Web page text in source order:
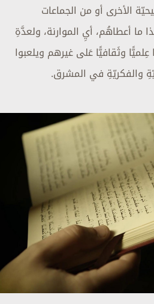
الأخرى أو من الجماعات
أعطاهُم، أيِ الموارنة، ولعدَّةِ
وثَقافيًّا عَلى غيرهم ويلعبوا
والفكريّةِ في المشرق.